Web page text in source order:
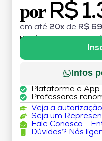
por R$
em até 20x de R$
MATRÍCULA:
Infos
Plataforma e App
Professores
Veja a
Seja um
Fale Conosco -
Dúvidas? Nós